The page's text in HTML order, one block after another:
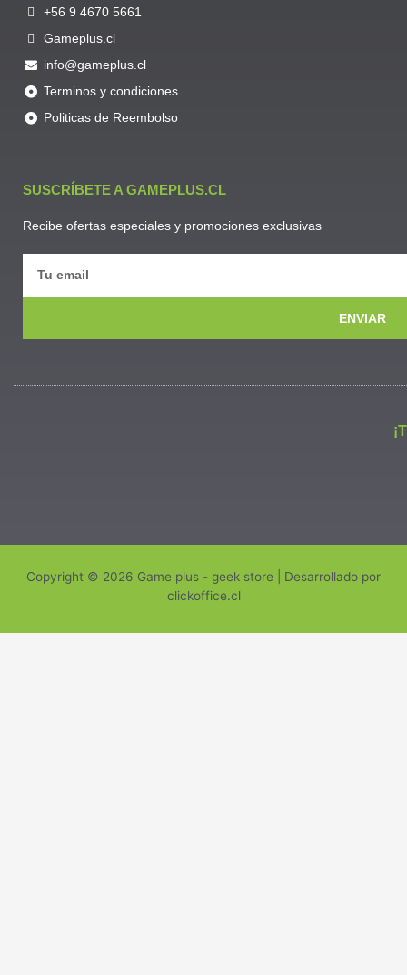
+56 9 4670 5661
Gameplus.cl
info@gameplus.cl
Terminos y condiciones
Politicas de Reembolso
SUSCRÍBETE A GAMEPLUS.CL
Recibe ofertas especiales y promociones exclusivas
ENVIAR
Copyright © 2026 Game plus - geek store | Desarrollado por
clickoffice.cl